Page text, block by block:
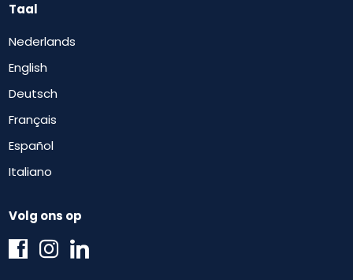
Taal
Nederlands
English
Deutsch
Français
Español
Italiano
Volg ons op